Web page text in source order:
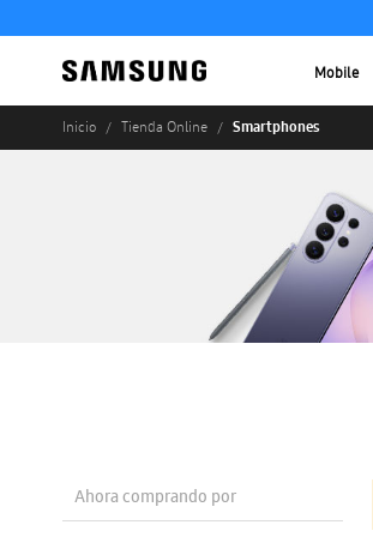
Mobile
Inicio Tienda Online Smartphones
Ahora comprando por